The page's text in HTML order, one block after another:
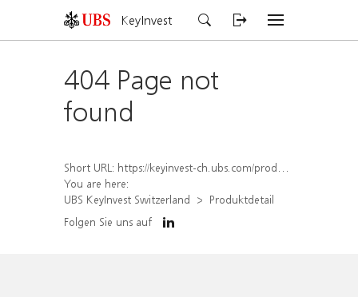
KeyInvest
404 Page not
found
Short URL: https://keyinvest-ch.ubs.com/produkt/detail/index/isin/CH1579305405
You are here:
UBS KeyInvest Switzerland
Produktdetail
Folgen Sie uns auf